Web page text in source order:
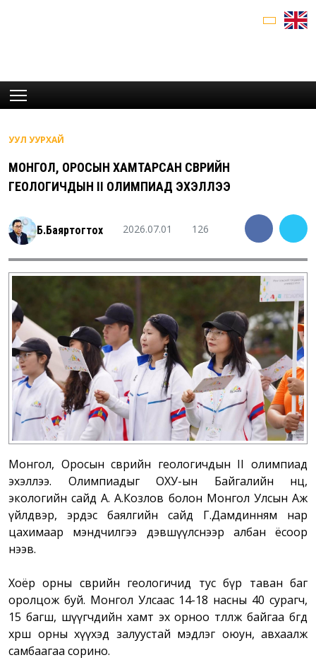
УУЛ УУРХАЙ
МОНГОЛ, ОРОСЫН ХАМТАРСАН ӨСВӨРИЙН
ГЕОЛОГИЧДЫН II ОЛИМПИАД ЭХЭЛЛЭЭ
Б.Баяртогтох 2026.07.01 126
Монгол, Оросын өсвөрийн геологичдын II олимпиад
эхэллээ. Олимпиадыг ОХУ-ын Байгалийн нөөц,
экологийн сайд А. А.Козлов болон Монгол Улсын Аж
үйлдвэр, эрдэс баялгийн сайд Г.Дамдинням нар
цахимаар мэндчилгээ дэвшүүлснээр албан ёсоор
нээв.
Хоёр орны өсвөрийн геологичид тус бүр таван баг
оролцож буй. Монгол Улсаас 14-18 насны 40 сурагч,
15 багш, шүүгчдийн хамт эх орноо төлөөлж байгаа бөгөөд
хөрш орны хүүхэд залуустай мэдлэг оюун, авхаалж
самбаагаа сорино.